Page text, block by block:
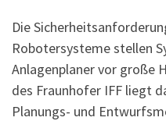
Die
Robotersysteme stellen
Anlagenplaner vor große
des Fraunhofer IFF liegt
Planungs- und